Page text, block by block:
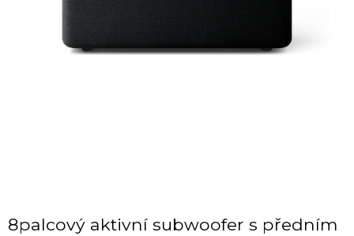
8palcový aktivní subwoofer s předním